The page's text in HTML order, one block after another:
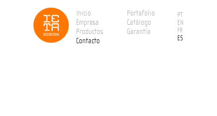
Inicio
Portafolio
Empresa
Catálogo
Productos
Garantía
Contacto
PT
EN
FR
ES